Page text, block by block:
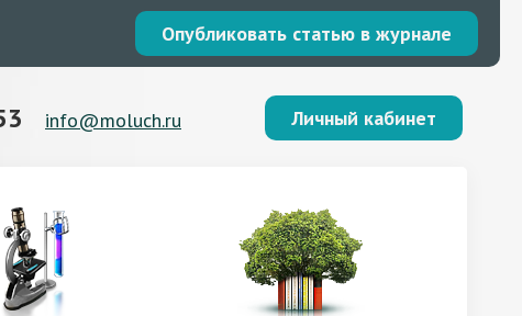
Опубликовать статью в журнале
info@moluch.ru Личный кабинет